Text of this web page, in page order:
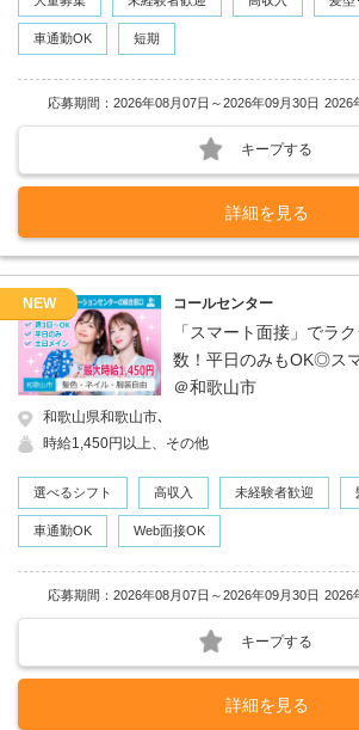
車通勤OK 短期
応募期間：2026年08月07日～2026年09月30日 2026
キープする
詳細を見る
NEW コールセンター
「スマート面接」でラ
数！平日のみもOK◎ス
＠和歌山市
和歌山県和歌山市､
時給1,450円以上、その他
選べるシフト 高収入 未経験者歓迎
車通勤OK Web面接OK
応募期間：2026年08月07日～2026年09月30日 2026
キープする
詳細を見る